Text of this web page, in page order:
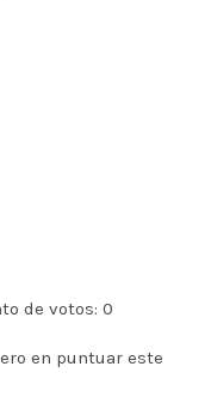
de votos: 0
en puntuar este